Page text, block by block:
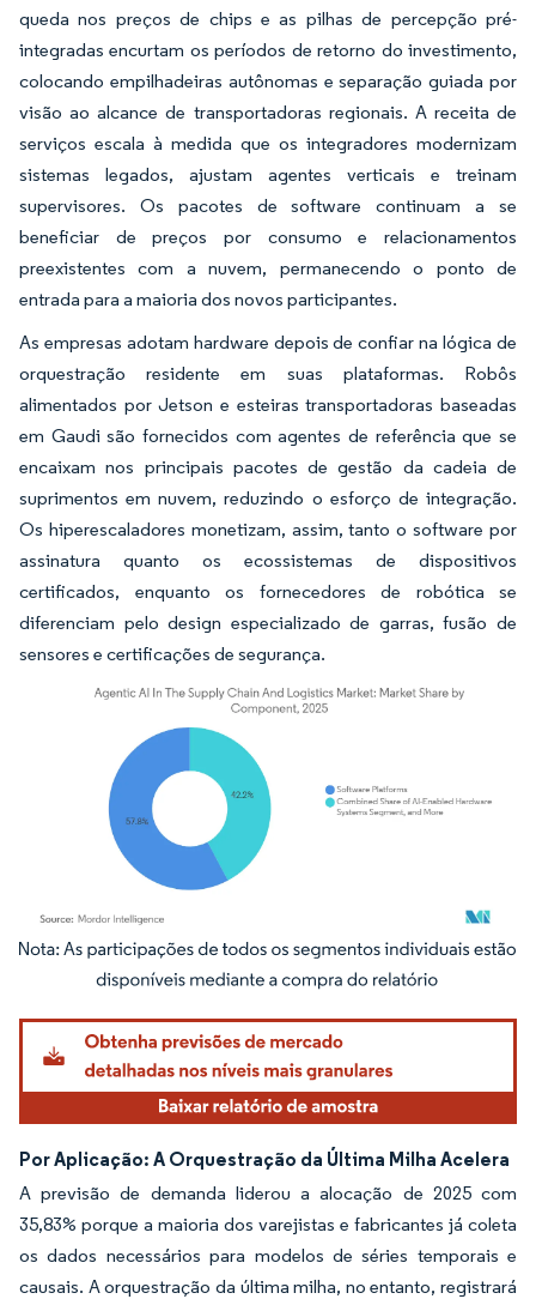
queda nos preços de chips e as pilhas de percepção pré-
integradas encurtam os períodos de retorno do investimento,
colocando empilhadeiras autônomas e separação guiada por
visão ao alcance de transportadoras regionais. A receita de
serviços escala à medida que os integradores modernizam
sistemas legados, ajustam agentes verticais e treinam
supervisores. Os pacotes de software continuam a se
beneficiar de preços por consumo e relacionamentos
preexistentes com a nuvem, permanecendo o ponto de
entrada para a maioria dos novos participantes.
As empresas adotam hardware depois de confiar na lógica de
orquestração residente em suas plataformas. Robôs
alimentados por Jetson e esteiras transportadoras baseadas
em Gaudi são fornecidos com agentes de referência que se
encaixam nos principais pacotes de gestão da cadeia de
suprimentos em nuvem, reduzindo o esforço de integração.
Os hiperescaladores monetizam, assim, tanto o software por
assinatura quanto os ecossistemas de dispositivos
certificados, enquanto os fornecedores de robótica se
diferenciam pelo design especializado de garras, fusão de
sensores e certificações de segurança.
Imagem © Mordor Intelligence. O reuso requer atribuição conforme CC BY 4.0.
Por Aplicação: A Orquestração da Última Milha Acelera
A previsão de demanda liderou a alocação de 2025 com
35,83% porque a maioria dos varejistas e fabricantes já coleta
os dados necessários para modelos de séries temporais e
causais. A orquestração da última milha, no entanto, registrará